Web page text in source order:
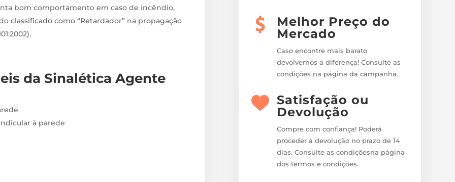
bom comportamento em caso de incêndio,
classificado como “Retardador” na propagação
da Sinalética Agente
à parede
Melhor Preço do
Mercado
Caso encontre mais barato
devolvemos a diferença! Consulte as
condições na página da campanha.
Satisfação ou
Devolução
Compre com confiança! Poderá
proceder à devolução no prazo de 14
dias. Consulte as condiçõesna página
dos termos e condições.